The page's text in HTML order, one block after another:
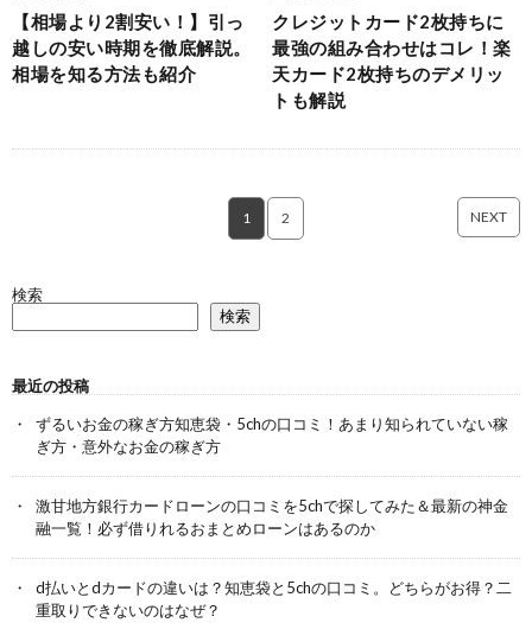
【相場より2割安い！】引っ
越しの安い時期を徹底解説。
相場を知る方法も紹介
クレジットカード2枚持ちに
最強の組み合わせはコレ！楽
天カード2枚持ちのデメリッ
トも解説
1 2 NEXT
検索
検索
最近の投稿
ずるいお金の稼ぎ方知恵袋・5chの口コミ！あまり知られていない稼
ぎ方・意外なお金の稼ぎ方
激甘地方銀行カードローンの口コミを5chで探してみた＆最新の神金
融一覧！必ず借りれるおまとめローンはあるのか
d払いとdカードの違いは？知恵袋と5chの口コミ。どちらがお得？二
重取りできないのはなぜ？